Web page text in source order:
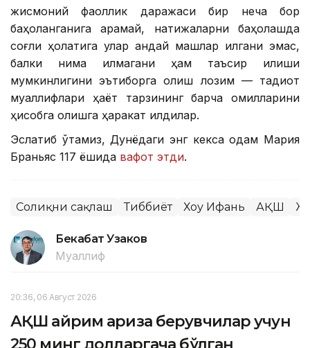
жисмоний фаоллик даражаси бир неча бор
баҳоланганига қарамай, натижаларни баҳолашда
соғлиқ ҳолатига улар қандай машқлар қилгани эмас,
балки нима қилмагани ҳам таъсир қилиши
мумкинлигини эътиборга олиш лозим — тадқиқот
муаллифлари ҳаёт тарзининг барча омилларини
ҳисобга олишга ҳаракат қилдилар.
Эслатиб ўтамиз, Дунёдаги энг кекса одам Мария
Браньяс 117 ёшида вафот этди.
Соғлиқни сақлаш Тиббиёт Хоу Ифань АҚШ
Бекабат Узаков
Муаллиф
20:36, 06 Август 2026
АҚШ айрим ариза берувчилар учун